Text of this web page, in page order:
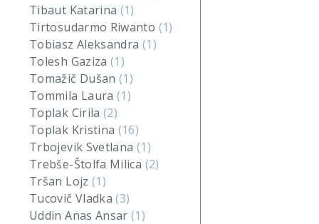
Tibaut Katarina (1)
Tirtosudarmo Riwanto (1)
Tobiasz Aleksandra (1)
Tolesh Gaziza(1)
Tomažič Dušan(1)
Tommila Laura(1)
Toplak Cirila(2)
Toplak Kristina (16)
Trbojevik Svetlana (1)
Trebše-Štolfa Milica (2)
Tršan Lojz (1)
Tucovič Vladka(3)
Uddin Anas Ansar(1)